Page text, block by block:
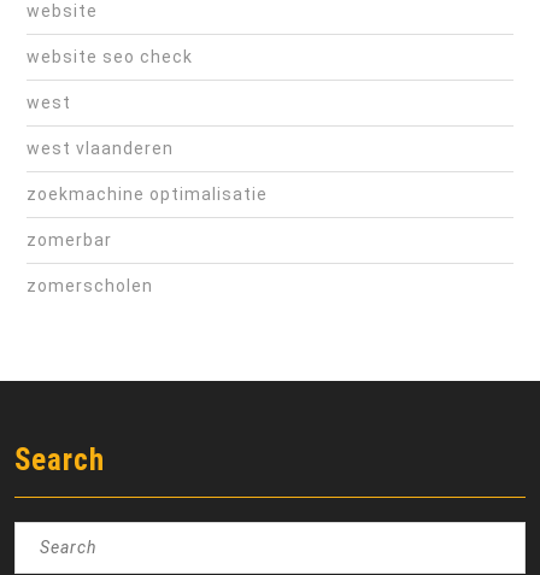
website
website seo check
west
west vlaanderen
zoekmachine optimalisatie
zomerbar
zomerscholen
Search
Search